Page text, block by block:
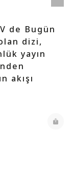
de Bugün
dizi,
yayın
akışı